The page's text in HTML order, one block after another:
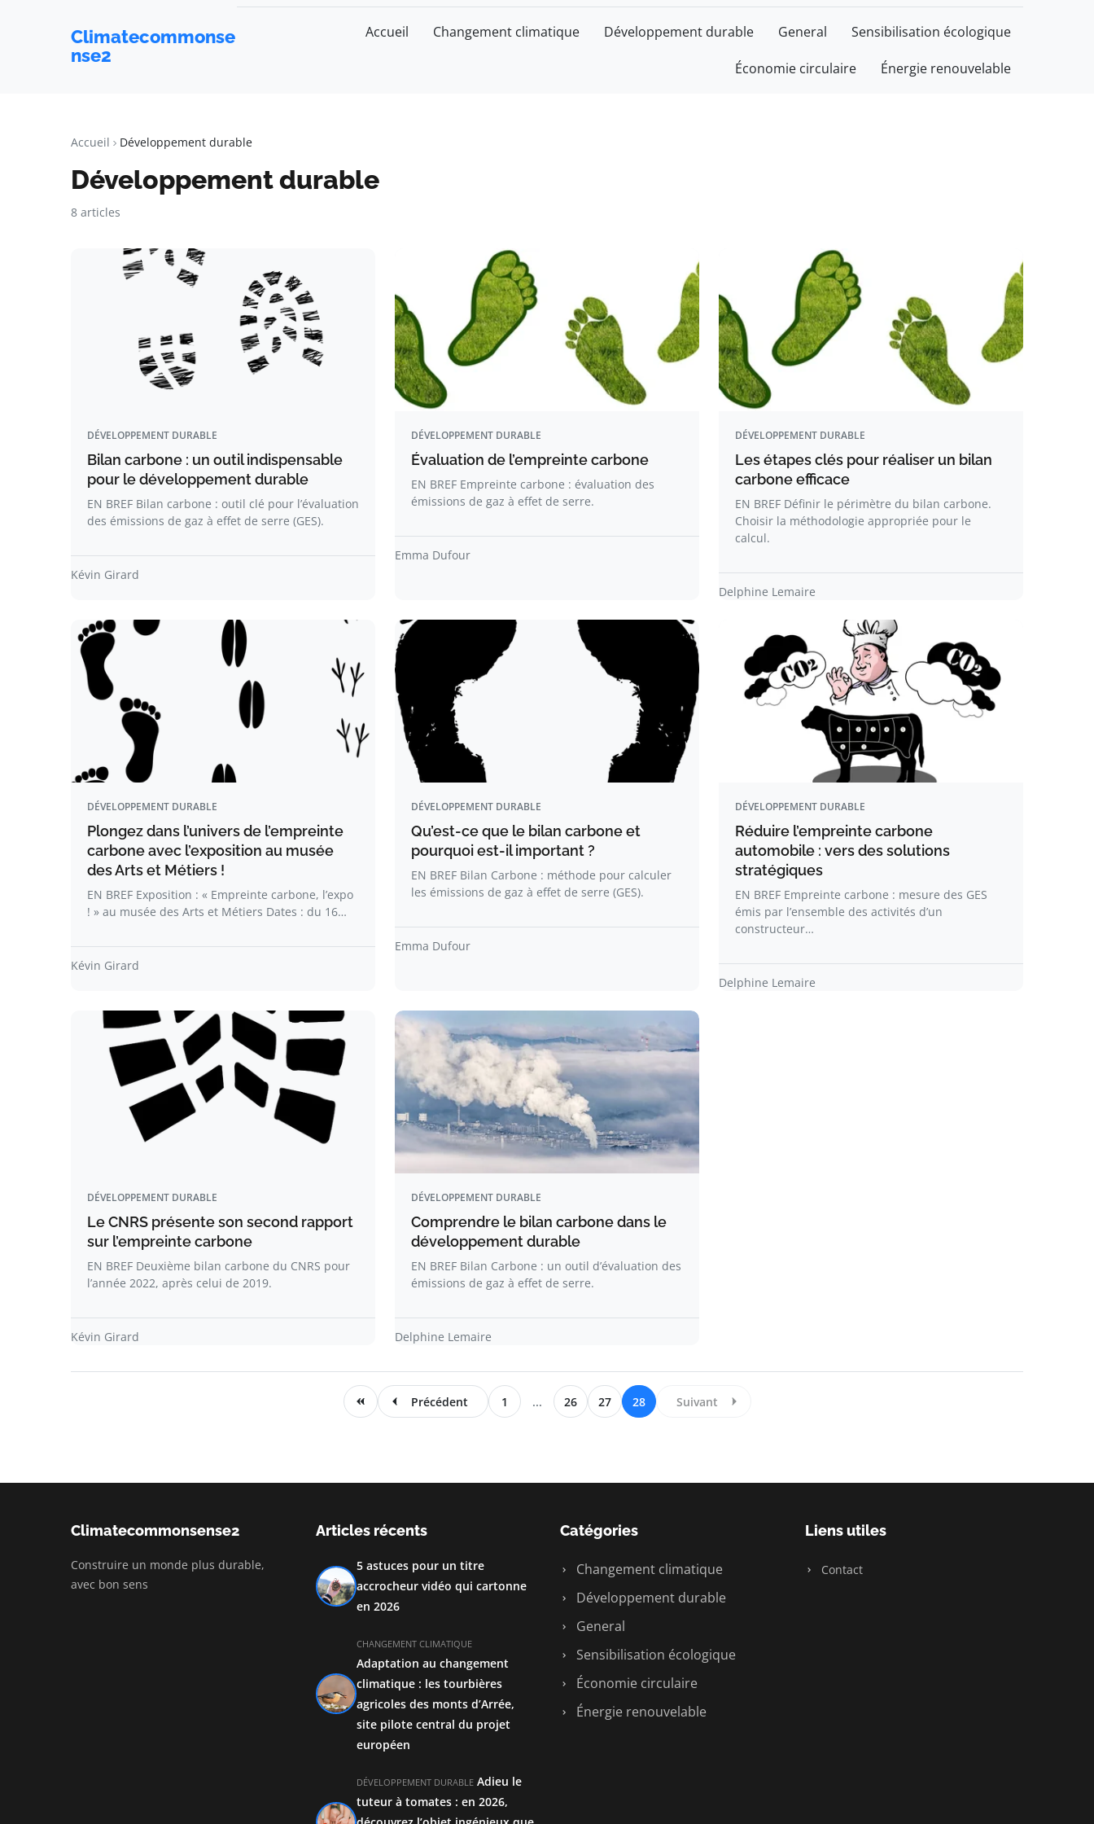
Climatecommonse
nse2
Accueil Changement climatique Développement durable General Sensibilisation écologique
Économie circulaire Énergie renouvelable
Accueil Développement durable
Développement durable
8 articles
DÉVELOPPEMENT DURABLE
Bilan carbone : un outil indispensable
pour le développement durable
EN BREF Bilan carbone : outil clé pour l’évaluation
des émissions de gaz à effet de serre (GES).
Kévin Girard
DÉVELOPPEMENT DURABLE
Évaluation de l’empreinte carbone
EN BREF Empreinte carbone : évaluation des
émissions de gaz à effet de serre.
Emma Dufour
DÉVELOPPEMENT DURABLE
Les étapes clés pour réaliser un bilan
carbone efficace
EN BREF Définir le périmètre du bilan carbone.
Choisir la méthodologie appropriée pour le
calcul.
Delphine Lemaire
DÉVELOPPEMENT DURABLE
Plongez dans l’univers de l’empreinte
carbone avec l’exposition au musée
des Arts et Métiers !
EN BREF Exposition : « Empreinte carbone, l’expo
! » au musée des Arts et Métiers Dates : du 16…
Kévin Girard
DÉVELOPPEMENT DURABLE
Qu’est-ce que le bilan carbone et
pourquoi est-il important ?
EN BREF Bilan Carbone : méthode pour calculer
les émissions de gaz à effet de serre (GES).
Emma Dufour
DÉVELOPPEMENT DURABLE
Réduire l’empreinte carbone
automobile : vers des solutions
stratégiques
EN BREF Empreinte carbone : mesure des GES
émis par l’ensemble des activités d’un
constructeur…
Delphine Lemaire
DÉVELOPPEMENT DURABLE
Le CNRS présente son second rapport
sur l’empreinte carbone
EN BREF Deuxième bilan carbone du CNRS pour
l’année 2022, après celui de 2019.
Kévin Girard
DÉVELOPPEMENT DURABLE
Comprendre le bilan carbone dans le
développement durable
EN BREF Bilan Carbone : un outil d’évaluation des
émissions de gaz à effet de serre.
Delphine Lemaire
Précédent 1 ... 26 27 28 Suivant
Climatecommonsense2
Construire un monde plus durable,
avec bon sens
Articles récents
5 astuces pour un titre
accrocheur vidéo qui cartonne
en 2026
CHANGEMENT CLIMATIQUE
Adaptation au changement
climatique : les tourbières
agricoles des monts d’Arrée,
site pilote central du projet
européen
DÉVELOPPEMENT DURABLE Adieu le
tuteur à tomates : en 2026,
Catégories
Changement climatique
Développement durable
General
Sensibilisation écologique
Économie circulaire
Énergie renouvelable
Liens utiles
Contact